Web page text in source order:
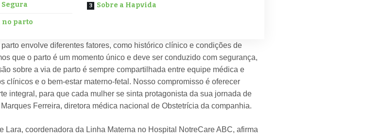
Segura
no parto
Sobre a Hapvida
envolve diferentes fatores, como histórico clínico e condições de
que o parto é um momento único e deve ser conduzido com segurança,
sobre a via de parto é sempre compartilhada entre equipe médica e
clínicos e o bem-estar materno-fetal. Nosso compromisso é oferecer
integral, para que cada mulher se sinta protagonista da sua jornada de
Ferreira, diretora médica nacional de Obstetrícia da companhia.
Lara, coordenadora da Linha Materna no Hospital NotreCare ABC, afirma